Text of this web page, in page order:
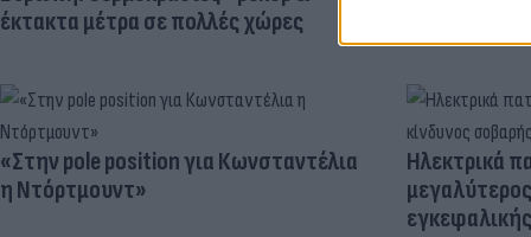
έκτακτα μέτρα σε πολλές χώρες
«Στην pole position για Κωνσταντέλια
η Ντόρτμουντ»
Ηλεκτρικά